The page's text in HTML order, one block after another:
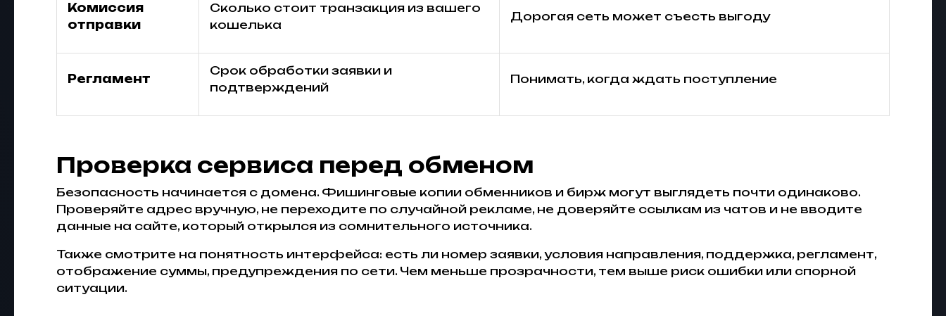
Комиссия
отправки
Сколько стоит транзакция из вашего
кошелька
Дорогая сеть может съесть выгоду
Регламент
Срок обработки заявки и
подтверждений
Понимать, когда ждать поступление
Проверка сервиса перед обменом
Безопасность начинается с домена. Фишинговые копии обменников и бирж могут выглядеть почти одинаково.
Проверяйте адрес вручную, не переходите по случайной рекламе, не доверяйте ссылкам из чатов и не вводите
данные на сайте, который открылся из сомнительного источника.
Также смотрите на понятность интерфейса: есть ли номер заявки, условия направления, поддержка, регламент,
отображение суммы, предупреждения по сети. Чем меньше прозрачности, тем выше риск ошибки или спорной
ситуации.